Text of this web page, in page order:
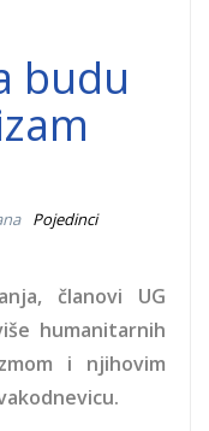
budu
Pojedinci
članovi UG
humanitarnih
i njihovim